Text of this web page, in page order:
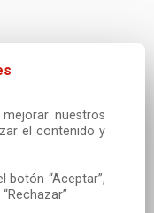
nuestros
el contenido y
botón “Aceptar”,